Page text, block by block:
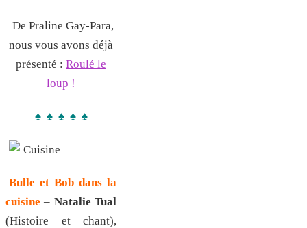
De Praline Gay-Para,
nous vous avons déjà
présenté : Roulé le
loup !
♠ ♠ ♠ ♠ ♠
Bulle et Bob dans la
cuisine – Natalie Tual
(Histoire et chant),